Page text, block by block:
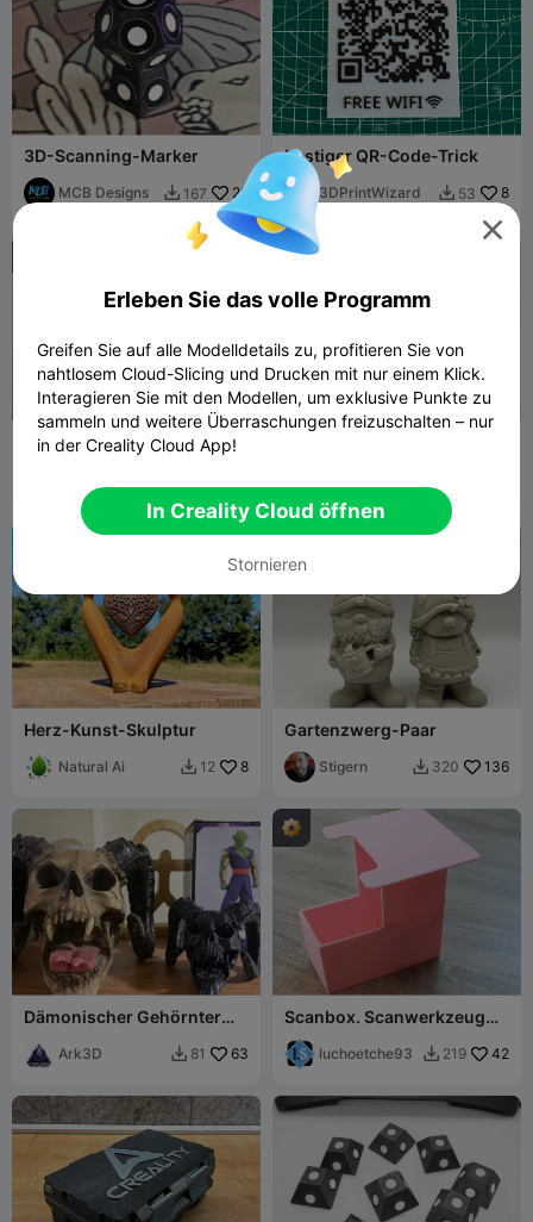
3D-Scanning-Marker
MCB Designs  167 26
Lustiger QR-Code-Trick
3DPrintWizard  53 8
Creality Scan Ferret -
Lichterweiterung
Herz-Kunst-Skulptur
Natural Ai  12 8

Gartenzwerg-Paar
Stigern  320 136
Dämonischer Gehörnter
Ark3D  81 63
Scanbox. Scanwerkzeug
für Sammelkarten.
luchoetche93  219 42

Erleben Sie das volle Programm
Greifen Sie auf alle Modelldetails zu, profitieren Sie von
nahtlosem Cloud-Slicing und Drucken mit nur einem Klick.
Interagieren Sie mit den Modellen, um exklusive Punkte zu
sammeln und weitere Überraschungen freizuschalten – nur
in der Creality Cloud App!
In Creality Cloud öffnen
Stornieren